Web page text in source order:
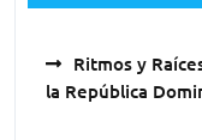
Ritmos y
la República